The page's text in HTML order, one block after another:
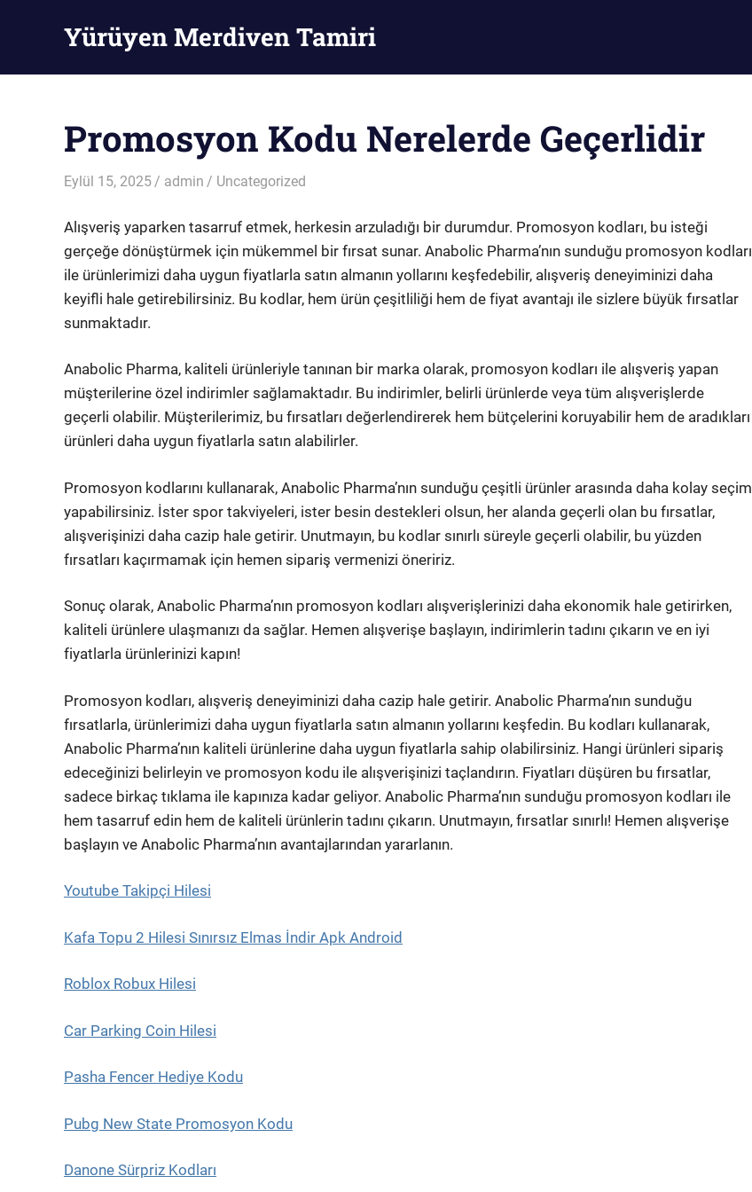
Yürüyen Merdiven Tamiri
Promosyon Kodu Nerelerde Geçerlidir
Eylül 15, 2025 admin Uncategorized
Alışveriş yaparken tasarruf etmek, herkesin arzuladığı bir durumdur. Promosyon kodları, bu isteği
gerçeğe dönüştürmek için mükemmel bir fırsat sunar. Anabolic Pharma’nın sunduğu promosyon kodları
ile ürünlerimizi daha uygun fiyatlarla satın almanın yollarını keşfedebilir, alışveriş deneyiminizi daha
keyifli hale getirebilirsiniz. Bu kodlar, hem ürün çeşitliliği hem de fiyat avantajı ile sizlere büyük fırsatlar
sunmaktadır.
Anabolic Pharma, kaliteli ürünleriyle tanınan bir marka olarak, promosyon kodları ile alışveriş yapan
müşterilerine özel indirimler sağlamaktadır. Bu indirimler, belirli ürünlerde veya tüm alışverişlerde
geçerli olabilir. Müşterilerimiz, bu fırsatları değerlendirerek hem bütçelerini koruyabilir hem de aradıkları
ürünleri daha uygun fiyatlarla satın alabilirler.
Promosyon kodlarını kullanarak, Anabolic Pharma’nın sunduğu çeşitli ürünler arasında daha kolay seçim
yapabilirsiniz. İster spor takviyeleri, ister besin destekleri olsun, her alanda geçerli olan bu fırsatlar,
alışverişinizi daha cazip hale getirir. Unutmayın, bu kodlar sınırlı süreyle geçerli olabilir, bu yüzden
fırsatları kaçırmamak için hemen sipariş vermenizi öneririz.
Sonuç olarak, Anabolic Pharma’nın promosyon kodları alışverişlerinizi daha ekonomik hale getirirken,
kaliteli ürünlere ulaşmanızı da sağlar. Hemen alışverişe başlayın, indirimlerin tadını çıkarın ve en iyi
fiyatlarla ürünlerinizi kapın!
Promosyon kodları, alışveriş deneyiminizi daha cazip hale getirir. Anabolic Pharma’nın sunduğu
fırsatlarla, ürünlerimizi daha uygun fiyatlarla satın almanın yollarını keşfedin. Bu kodları kullanarak,
Anabolic Pharma’nın kaliteli ürünlerine daha uygun fiyatlarla sahip olabilirsiniz. Hangi ürünleri sipariş
edeceğinizi belirleyin ve promosyon kodu ile alışverişinizi taçlandırın. Fiyatları düşüren bu fırsatlar,
sadece birkaç tıklama ile kapınıza kadar geliyor. Anabolic Pharma’nın sunduğu promosyon kodları ile
hem tasarruf edin hem de kaliteli ürünlerin tadını çıkarın. Unutmayın, fırsatlar sınırlı! Hemen alışverişe
başlayın ve Anabolic Pharma’nın avantajlarından yararlanın.
Youtube Takipçi Hilesi
Kafa Topu 2 Hilesi Sınırsız Elmas İndir Apk Android
Roblox Robux Hilesi
Car Parking Coin Hilesi
Pasha Fencer Hediye Kodu
Pubg New State Promosyon Kodu
Danone Sürpriz Kodları